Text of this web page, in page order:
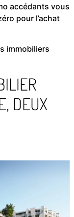
accédants vous
pour l’achat
immobiliers
DEUX